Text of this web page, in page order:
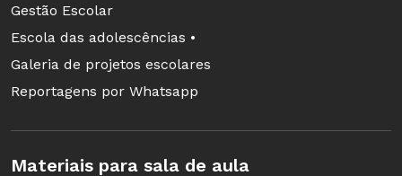
Gestão Escolar
Escola das adolescências •
Galeria de projetos escolares
Reportagens por Whatsapp
Materiais para sala de aula